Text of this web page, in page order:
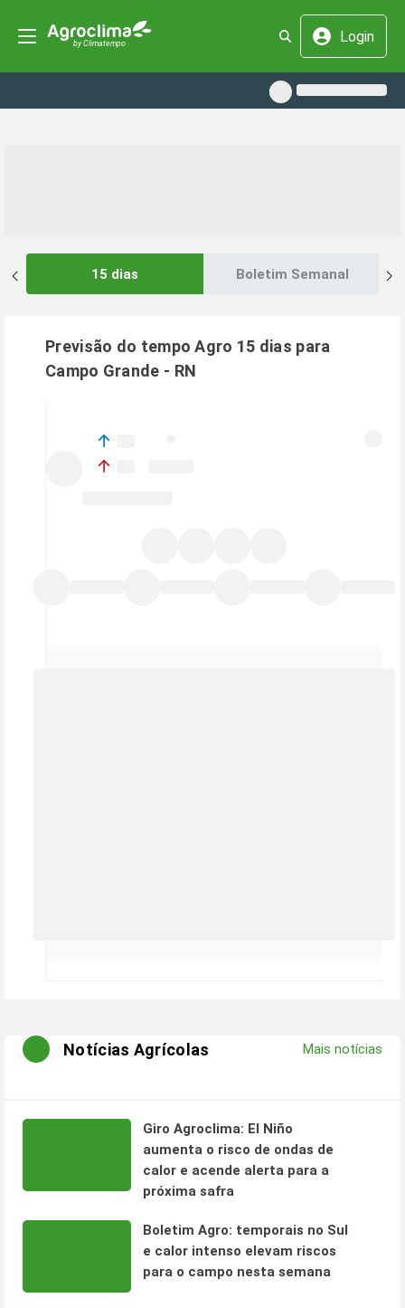
Login
15 dias Boletim Semanal
Previsão do tempo Agro 15 dias para
Campo Grande - RN
Notícias Agrícolas Mais notícias
Giro Agroclima: El Niño
aumenta o risco de ondas de
calor e acende alerta para a
próxima safra
Boletim Agro: temporais no Sul
e calor intenso elevam riscos
para o campo nesta semana